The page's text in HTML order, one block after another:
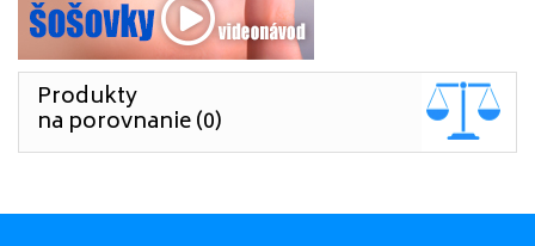
Produkty
na porovnanie (0)